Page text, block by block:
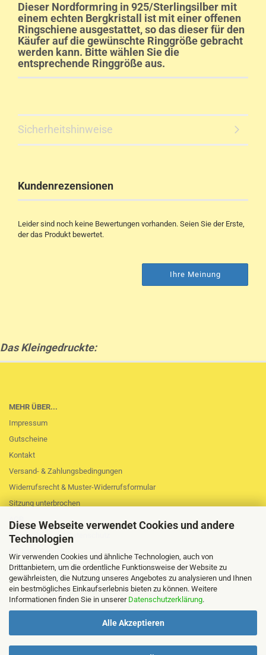
Diese Webseite verwendet Cookies und andere
Technologien
Wir verwenden Cookies und ähnliche Technologien, auch von
Drittanbietern, um die ordentliche Funktionsweise der Website zu
gewährleisten, die Nutzung unseres Angebotes zu analysieren und Ihnen
ein bestmögliches Einkaufserlebnis bieten zu können. Weitere
Informationen finden Sie in unserer Datenschutzerklärung.
Alle Akzeptieren
Dieser Nordformring in 925/Sterlingsilber mit
einem echten Bergkristall ist mit einer offenen
Ringschiene ausgestattet, so das dieser für den
Käufer auf die gewünschte Ringgröße gebracht
werden kann. Bitte wählen Sie die
entsprechende Ringgröße aus.
Sicherheitshinweise
Kundenrezensionen
Leider sind noch keine Bewertungen vorhanden. Seien Sie der Erste,
der das Produkt bewertet.
Ihre Meinung
Das Kleingedruckte:
MEHR ÜBER...
Impressum
Gutscheine
Kontakt
Versand- & Zahlungsbedingungen
Widerrufsrecht & Muster-Widerrufsformular
Sitzung unterbrochen
AGB
Privatsphäre und Datenschutz
Callback Service
Cookie Einstellungen